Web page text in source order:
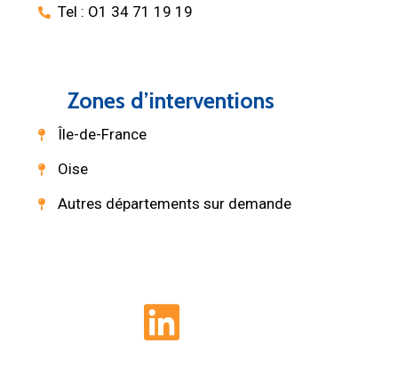
L
Tel : O1 34 71 19 19
Zones d’interventions
Île-de-France
Oise
Autres départements sur demande